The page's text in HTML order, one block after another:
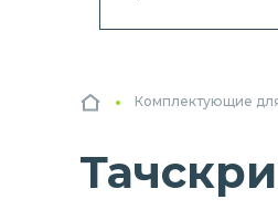
Комплектующие